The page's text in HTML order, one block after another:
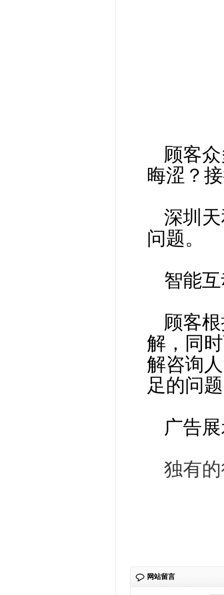
顾客
晦涩？
深圳
问题。
智能
顾客
解，同
解咨询
足的问
广告
独有
网站留言